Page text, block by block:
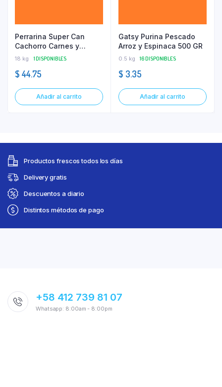
Perrarina Super Can
Cachorro Carnes y
Cereales 18 KG
18 kg 1 DISPONIBLES
$ 44.75
Añadir al carrito
Gatsy Purina Pescado
Arroz y Espinaca 500 GR
0.5 kg 16 DISPONIBLES
$ 3.35
Añadir al carrito
Productos frescos todos los días
Delivery gratis
Descuentos a diario
Distintos métodos de pago
+58 412 739 81 07
Whatsapp: 8:00am - 8:00pm